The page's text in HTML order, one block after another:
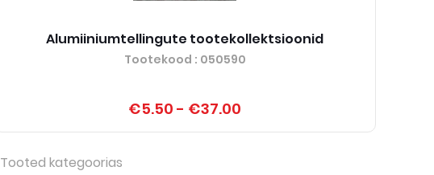
Alumiiniumtellingute tootekollektsioonid
Tootekood : 050590
€5.50 - €37.00
Tooted kategoorias